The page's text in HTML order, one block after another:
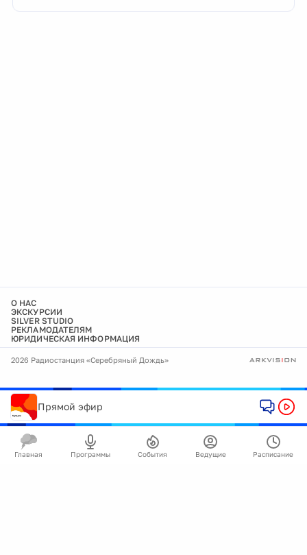
О НАС
ЭКСКУРСИИ
SILVER STUDIO
РЕКЛАМОДАТЕЛЯМ
ЮРИДИЧЕСКАЯ ИНФОРМАЦИЯ
2026 Радиостанция «Серебряный Дождь»
Прямой эфир
Главная Программы События Ведущие Расписание